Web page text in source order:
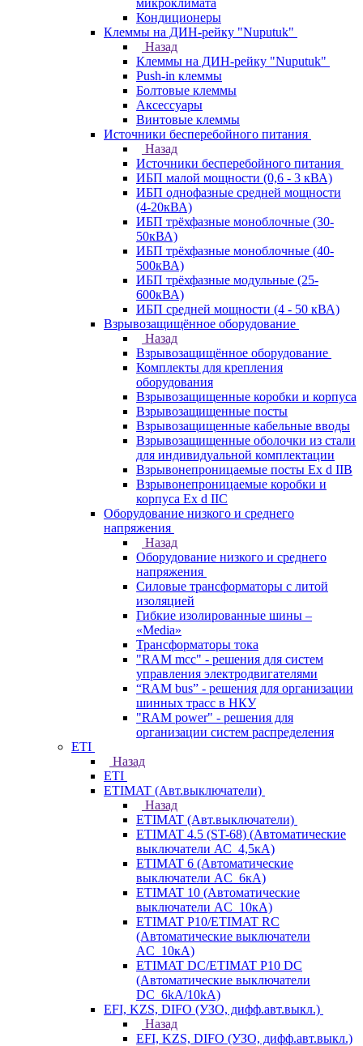
микроклимата
Кондиционеры
Клеммы на ДИН-рейку "Nuputuk"
Назад
Клеммы на ДИН-рейку "Nuputuk"
Push-in клеммы
Болтовые клеммы
Аксессуары
Винтовые клеммы
Источники бесперебойного питания
Назад
Источники бесперебойного питания
ИБП малой мощности (0,6 - 3 кВА)
ИБП однофазные средней мощности
(4-20кВА)
ИБП трёхфазные моноблочные (30-
50кВА)
ИБП трёхфазные моноблочные (40-
500кВА)
ИБП трёхфазные модульные (25-
600кВА)
ИБП средней мощности (4 - 50 кВА)
Взрывозащищённое оборудование
Назад
Взрывозащищённое оборудование
Комплекты для крепления
оборудования
Взрывозащищенные коробки и корпуса
Взрывозащищенные посты
Взрывозащищенные кабельные вводы
Взрывозащищенные оболочки из стали
для индивидуальной комплектации
Взрывонепроницаемые посты Ex d IIB
Взрывонепроницаемые коробки и
корпуса Ex d IIС
Оборудование низкого и среднего
напряжения
Назад
Оборудование низкого и среднего
напряжения
Силовые трансформаторы с литой
изоляцией
Гибкие изолированные шины –
«Media»
Трансформаторы тока
"RAM mcc" - решения для систем
управления электродвигателями
“RAM bus” - решения для организации
шинных трасс в НКУ
"RAM power" - решения для
организации систем распределения
ETI
Назад
ETI
ETIMAT (Авт.выключатели)
Назад
ETIMAT (Авт.выключатели)
ETIMAT 4.5 (ST-68) (Автоматические
выключатели АС_4,5кА)
ETIMAT 6 (Автоматические
выключатели AC_6кА)
ETIMAT 10 (Автоматические
выключатели AC_10кА)
ETIMAT P10/ETIMAT RC
(Автоматические выключатели
AC_10кА)
ETIMAT DC/ETIMAT P10 DC
(Автоматические выключатели
DC_6kA/10kA)
EFI, KZS, DIFO (УЗО, дифф.авт.выкл.)
Назад
EFI, KZS, DIFO (УЗО, дифф.авт.выкл.)